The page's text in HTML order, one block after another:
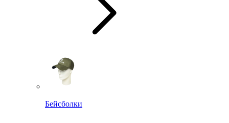
Бейсболки